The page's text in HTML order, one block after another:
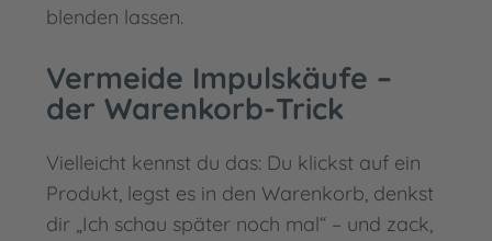
blenden lassen.
Vermeide Impulskäufe –
der Warenkorb-Trick
Vielleicht kennst du das: Du klickst auf ein
Produkt, legst es in den Warenkorb, denkst
dir „Ich schau später noch mal“ – und zack,